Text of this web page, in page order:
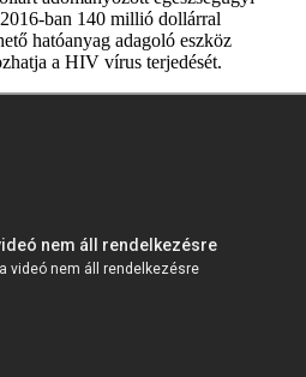
ban 140 millió dollárral
hatóanyag adagoló eszköz
a HIV vírus terjedését.